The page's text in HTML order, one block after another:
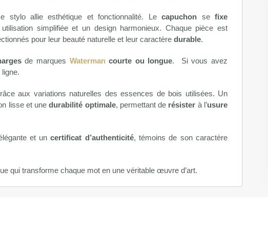
stylo allie esthétique et fonctionnalité. Lecapuchon sefixe
simplifiée et un design harmonieux. Chaque pièce est
pour leur beauté naturelle et leur caractère durable.
de marques Watermancourte ou longue. Si vous avez
aux variations naturelles des essences de bois utilisées. Un
lisse et unedurabilité optimale, permettant de résister à l’usure
et uncertificat d’authenticité, témoins de son caractère
qui transforme chaque mot en une véritable œuvre d’art.